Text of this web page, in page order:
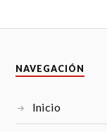
NAVEGACIÓN
Inicio